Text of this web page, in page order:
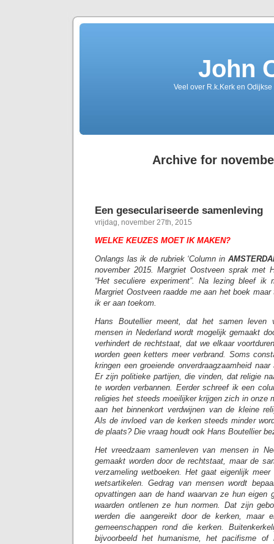
John
Veel over R.k.Kerk en
Archive for
Een geseculariseerde samenleving
vrijdag, november 27th, 2015
WELKE KEUZES MOET IK MAKEN?
Onlangs las ik de rubriek ‘Column in
november 2015. Margriet Oostveen sprak met
“Het seculiere experiment”. Na lezing bleef
Margriet Oostveen raadde me aan het boek
ik er aan toekom.
Hans Boutellier meent, dat het samen leven
mensen in Nederland wordt mogelijk gemaakt
verhindert de rechtstaat, dat we elkaar
worden geen ketters meer verbrand. Soms
kringen een groeiende onverdraagzaamheid
Er zijn politieke partijen, die vinden, dat religie
te worden verbannen. Eerder schreef ik een
religies het steeds moeilijker krijgen zich in onze
aan het binnenkort verdwijnen van de kleine
Als de invloed van de kerken steeds minder
de plaats? Die vraag houdt ook Hans Boutellier
Het vreedzaam samenleven van mensen in
gemaakt worden door de rechtstaat, maar de
verzameling wetboeken. Het gaat eigenlijk
wetsartikelen. Gedrag van mensen wordt
opvattingen aan de hand waarvan ze hun eigen
waarden ontlenen ze hun normen. Dat zijn
werden die aangereikt door de kerken, maar
gemeenschappen rond die kerken.
bijvoorbeeld het humanisme, het pacifisme